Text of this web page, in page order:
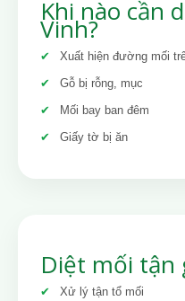
Khi nào cần
Vinh?
Xuất hiện đường mối
Gỗ bị rỗng, mục
Mối bay ban đêm
Giấy tờ bị ăn
Diệt mối tận
Xử lý tận tổ mối